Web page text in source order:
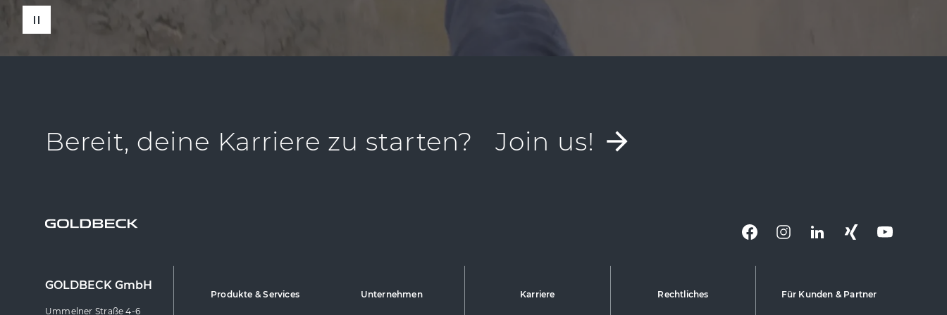
Bereit, deine Karriere zu starten? Join us!
GOLDBECK GmbH
Ummelner Straße 4-6
Produkte & Services Unternehmen Karriere Rechtliches Für Kunden & Partner